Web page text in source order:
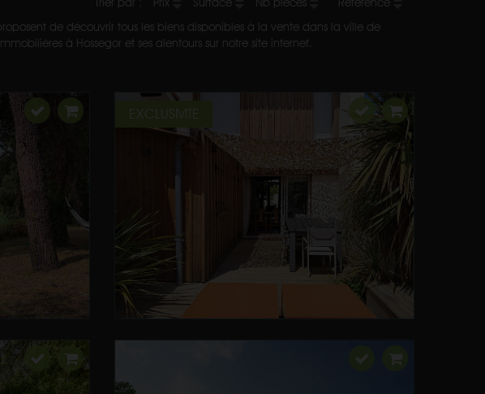
de découvrir tous les biens disponibles à la vente dans la ville de
à Hossegor et ses alentours sur notre site internet.
EXCLUSIVITE